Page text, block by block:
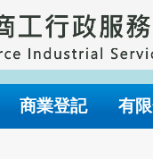
商業登記 有